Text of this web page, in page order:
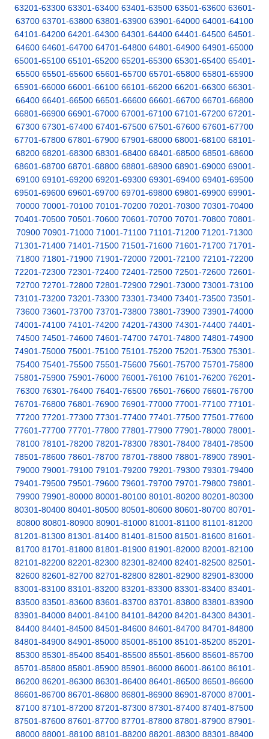
63201-63300 63301-63400 63401-63500 63501-63600 63601-
63700 63701-63800 63801-63900 63901-64000 64001-64100
64101-64200 64201-64300 64301-64400 64401-64500 64501-
64600 64601-64700 64701-64800 64801-64900 64901-65000
65001-65100 65101-65200 65201-65300 65301-65400 65401-
65500 65501-65600 65601-65700 65701-65800 65801-65900
65901-66000 66001-66100 66101-66200 66201-66300 66301-
66400 66401-66500 66501-66600 66601-66700 66701-66800
66801-66900 66901-67000 67001-67100 67101-67200 67201-
67300 67301-67400 67401-67500 67501-67600 67601-67700
67701-67800 67801-67900 67901-68000 68001-68100 68101-
68200 68201-68300 68301-68400 68401-68500 68501-68600
68601-68700 68701-68800 68801-68900 68901-69000 69001-
69100 69101-69200 69201-69300 69301-69400 69401-69500
69501-69600 69601-69700 69701-69800 69801-69900 69901-
70000 70001-70100 70101-70200 70201-70300 70301-70400
70401-70500 70501-70600 70601-70700 70701-70800 70801-
70900 70901-71000 71001-71100 71101-71200 71201-71300
71301-71400 71401-71500 71501-71600 71601-71700 71701-
71800 71801-71900 71901-72000 72001-72100 72101-72200
72201-72300 72301-72400 72401-72500 72501-72600 72601-
72700 72701-72800 72801-72900 72901-73000 73001-73100
73101-73200 73201-73300 73301-73400 73401-73500 73501-
73600 73601-73700 73701-73800 73801-73900 73901-74000
74001-74100 74101-74200 74201-74300 74301-74400 74401-
74500 74501-74600 74601-74700 74701-74800 74801-74900
74901-75000 75001-75100 75101-75200 75201-75300 75301-
75400 75401-75500 75501-75600 75601-75700 75701-75800
75801-75900 75901-76000 76001-76100 76101-76200 76201-
76300 76301-76400 76401-76500 76501-76600 76601-76700
76701-76800 76801-76900 76901-77000 77001-77100 77101-
77200 77201-77300 77301-77400 77401-77500 77501-77600
77601-77700 77701-77800 77801-77900 77901-78000 78001-
78100 78101-78200 78201-78300 78301-78400 78401-78500
78501-78600 78601-78700 78701-78800 78801-78900 78901-
79000 79001-79100 79101-79200 79201-79300 79301-79400
79401-79500 79501-79600 79601-79700 79701-79800 79801-
79900 79901-80000 80001-80100 80101-80200 80201-80300
80301-80400 80401-80500 80501-80600 80601-80700 80701-
80800 80801-80900 80901-81000 81001-81100 81101-81200
81201-81300 81301-81400 81401-81500 81501-81600 81601-
81700 81701-81800 81801-81900 81901-82000 82001-82100
82101-82200 82201-82300 82301-82400 82401-82500 82501-
82600 82601-82700 82701-82800 82801-82900 82901-83000
83001-83100 83101-83200 83201-83300 83301-83400 83401-
83500 83501-83600 83601-83700 83701-83800 83801-83900
83901-84000 84001-84100 84101-84200 84201-84300 84301-
84400 84401-84500 84501-84600 84601-84700 84701-84800
84801-84900 84901-85000 85001-85100 85101-85200 85201-
85300 85301-85400 85401-85500 85501-85600 85601-85700
85701-85800 85801-85900 85901-86000 86001-86100 86101-
86200 86201-86300 86301-86400 86401-86500 86501-86600
86601-86700 86701-86800 86801-86900 86901-87000 87001-
87100 87101-87200 87201-87300 87301-87400 87401-87500
87501-87600 87601-87700 87701-87800 87801-87900 87901-
88000 88001-88100 88101-88200 88201-88300 88301-88400